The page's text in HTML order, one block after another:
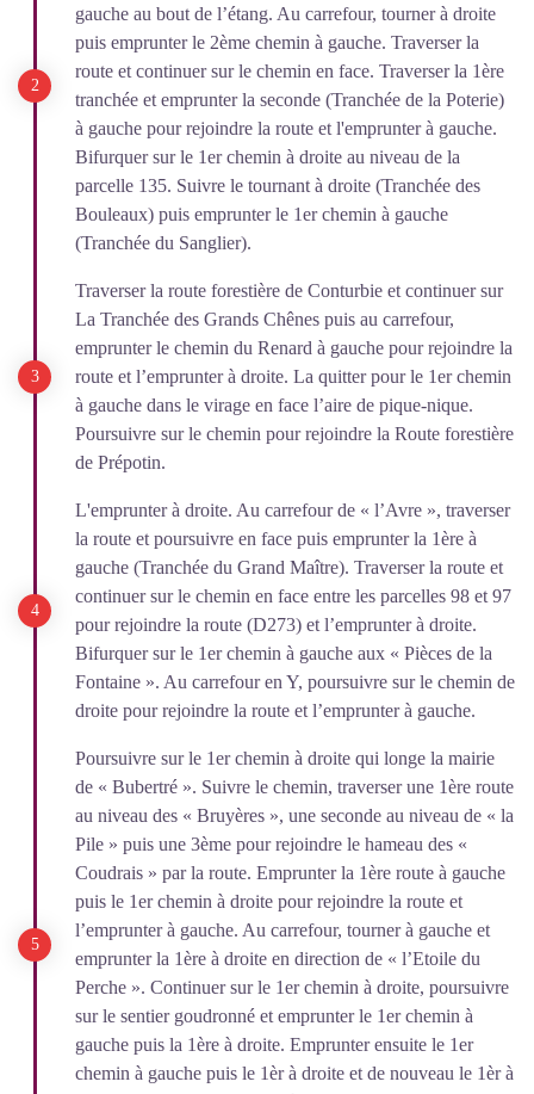
gauche au bout de l’étang. Au carrefour, tourner à droite
puis emprunter le 2ème chemin à gauche. Traverser la
route et continuer sur le chemin en face. Traverser la 1ère
tranchée et emprunter la seconde (Tranchée de la Poterie)
à gauche pour rejoindre la route et l'emprunter à gauche.
Bifurquer sur le 1er chemin à droite au niveau de la
parcelle 135. Suivre le tournant à droite (Tranchée des
Bouleaux) puis emprunter le 1er chemin à gauche
(Tranchée du Sanglier).
Traverser la route forestière de Conturbie et continuer sur
La Tranchée des Grands Chênes puis au carrefour,
emprunter le chemin du Renard à gauche pour rejoindre la
route et l’emprunter à droite. La quitter pour le 1er chemin
à gauche dans le virage en face l’aire de pique-nique.
Poursuivre sur le chemin pour rejoindre la Route forestière
de Prépotin.
L'emprunter à droite. Au carrefour de « l’Avre », traverser
la route et poursuivre en face puis emprunter la 1ère à
gauche (Tranchée du Grand Maître). Traverser la route et
continuer sur le chemin en face entre les parcelles 98 et 97
pour rejoindre la route (D273) et l’emprunter à droite.
Bifurquer sur le 1er chemin à gauche aux « Pièces de la
Fontaine ». Au carrefour en Y, poursuivre sur le chemin de
droite pour rejoindre la route et l’emprunter à gauche.
Poursuivre sur le 1er chemin à droite qui longe la mairie
de « Bubertré ». Suivre le chemin, traverser une 1ère route
au niveau des « Bruyères », une seconde au niveau de « la
Pile » puis une 3ème pour rejoindre le hameau des «
Coudrais » par la route. Emprunter la 1ère route à gauche
puis le 1er chemin à droite pour rejoindre la route et
l’emprunter à gauche. Au carrefour, tourner à gauche et
emprunter la 1ère à droite en direction de « l’Etoile du
Perche ». Continuer sur le 1er chemin à droite, poursuivre
sur le sentier goudronné et emprunter le 1er chemin à
gauche puis la 1ère à droite. Emprunter ensuite le 1er
chemin à gauche puis le 1èr à droite et de nouveau le 1èr à